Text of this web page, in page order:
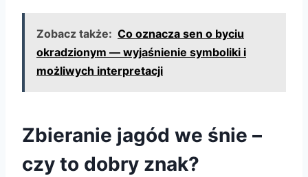
Zobacz także: Co oznacza sen o byciu
okradzionym — wyjaśnienie symboliki i
możliwych interpretacji
Zbieranie jagód we śnie –
czy to dobry znak?